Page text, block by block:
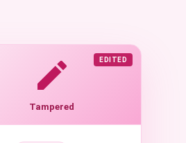
EDITED
Tampered